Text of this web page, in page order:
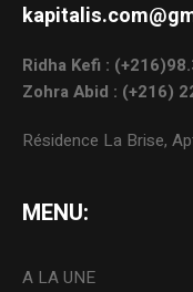
Ridha Kefi :
Zohra Abid : (+216)
Résidence La Brise,
MENU:
A LA UNE